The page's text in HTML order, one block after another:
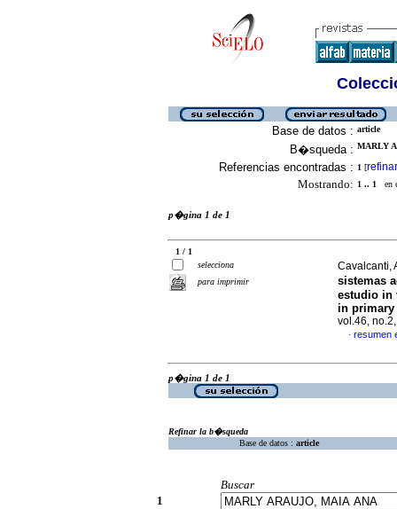
Base de datos : article
B�squeda : MARLY
Referencias encontradas : 1 [refinar
Mostrando: 1 .. 1 en
p�gina 1 de 1
1 / 1
selecciona
para imprimir
Cavalcanti,
sistemas
estudio
in
vol.46,
· resumen
p�gina 1 de 1
Refinar la b�squeda
Base de datos : article
Buscar
1